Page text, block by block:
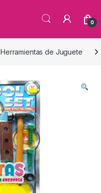
0
Herramientas de Juguete